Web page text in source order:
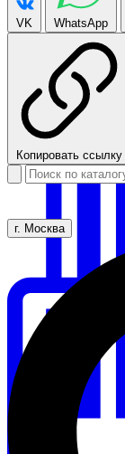
VK WhatsApp
Копировать ссылку